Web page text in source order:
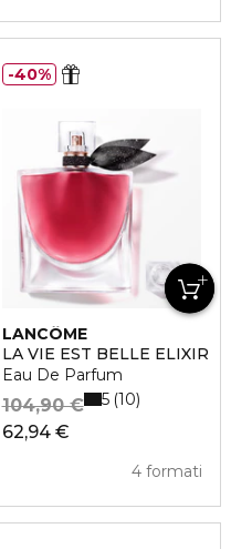
LANCÔME
LA VIE EST BELLE ELIXIR
Eau De Parfum
62,94 €
104,90 €
4 formati
5 10
40%